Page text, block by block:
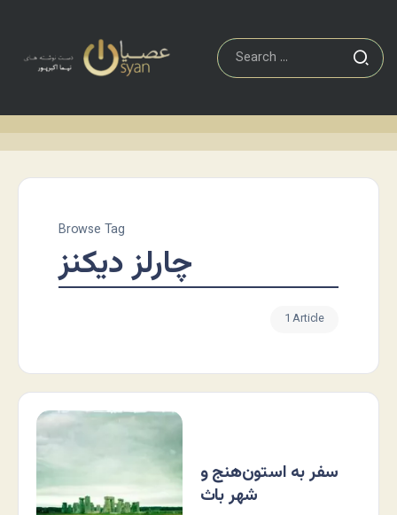
Browse Tag
چارلز دیکنز
1 Article
سفر به استون‌هنج و
شهر باث